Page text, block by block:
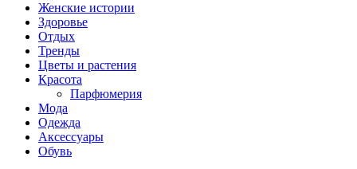
Женские истории
Здоровье
Отдых
Тренды
Цветы и растения
Красота
Парфюмерия
Мода
Одежда
Аксессуары
Обувь